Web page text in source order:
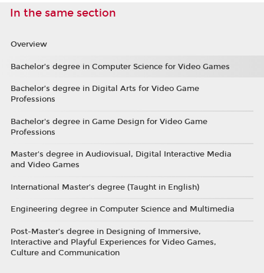
In the same section
Overview
Bachelor’s degree in Computer Science for Video Games
Bachelor’s degree in Digital Arts for Video Game
Professions
Bachelor's degree in Game Design for Video Game
Professions
Master's degree in Audiovisual, Digital Interactive Media
and Video Games
International Master’s degree (Taught in English)
Engineering degree in Computer Science and Multimedia
Post-Master’s degree in Designing of Immersive,
Interactive and Playful Experiences for Video Games,
Culture and Communication